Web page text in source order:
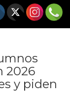
2026
y piden